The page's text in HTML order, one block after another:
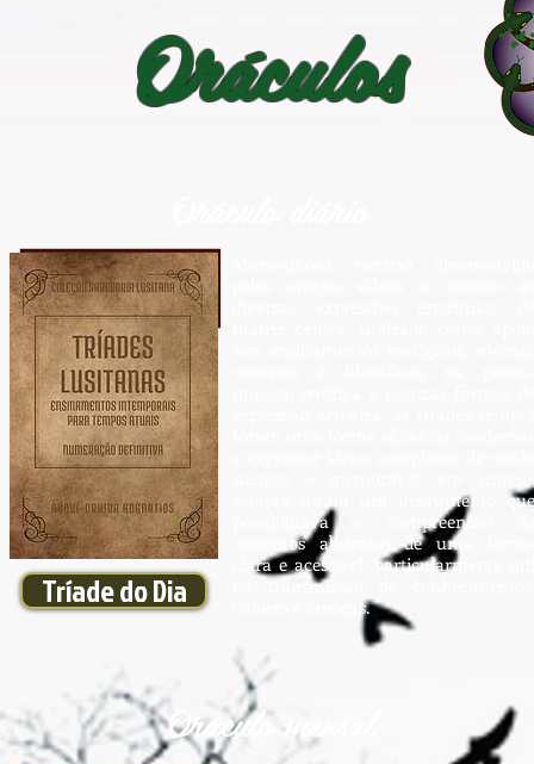
Oráculos
Tríade do Dia
sucinto e memorável, em síntese,
sempre foram um instrumento que
possibilitava a compreensão de
conceitos abstratos de uma forma
clara e acessível, particularmente útil
na transmissão de conhecimentos,
valores e crenças.
Oráculo mensal